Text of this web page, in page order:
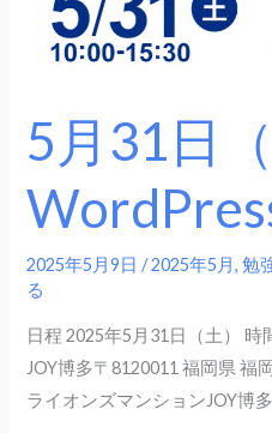
5月31日
2025年5月9日/2025年5月,勉
る
日程 2025年5月31日（土） 時
JOY博多〒8120011 福岡県 福
ライオンズマンションJOY博